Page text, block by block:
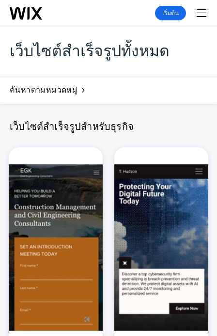
เริ่มต้น
เว็บไซต์สำเร็จรูปทั้งหมด
ค้นหาตามหมวดหมู่
เว็บไซต์สำเร็จรูปสำหรับธุรกิจ